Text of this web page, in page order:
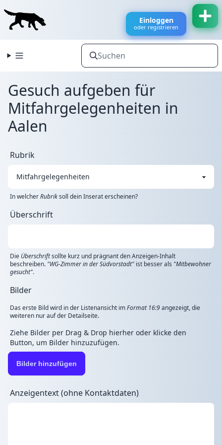
Einloggen
oder registrieren
Gesuch aufgeben für
Mitfahrgelegenheiten in
Aalen
Rubrik
In welcherRubriksoll dein Inserat erscheinen?
Überschrift
Die Überschriftsollte kurz und prägnant den Anzeigen-Inhalt
beschreiben. "WG-Zimmer in der Südvorstadt" ist besser als "Mitbewohner
gesucht".
Bilder
Das erste Bild wird in der Listenansicht imFormat 16:9angezeigt, die
weiteren nur auf der Detailseite.
Ziehe Bilder per Drag & Drop hierher oder klicke den
Button, um Bilder hinzuzufügen.
Bilder hinzufügen
Anzeigentext (ohne Kontaktdaten)